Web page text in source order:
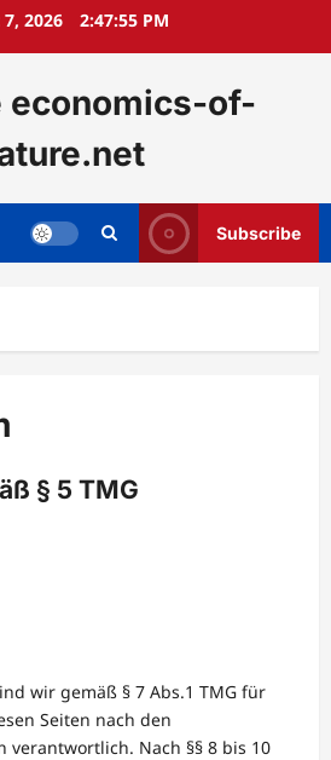
2026 2:47:55 PM
economics-of-
Subscribe
§ 5 TMG
wir gemäß § 7 Abs.1 TMG für
Seiten nach den
verantwortlich. Nach §§ 8 bis 10